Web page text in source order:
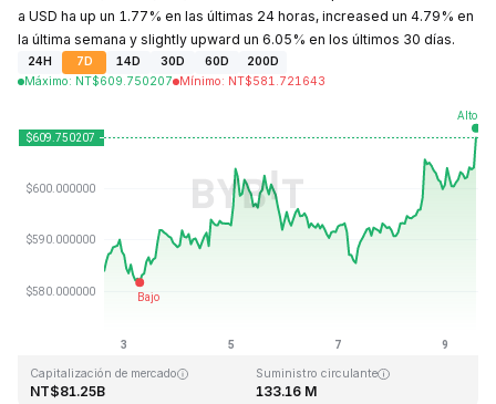
a USD ha up un 1.77% en las últimas 24 horas, increased un 4.79% en
la última semana y slightly upward un 6.05% en los últimos 30 días.
24H 7D 14D 30D 60D
200D
Máximo: NT$609.750207 Mínimo: NT$581.721643
Última actualización: 2026-08-09, 14:23 GMT+0
NT$0.039818
Capitalización de mercado
NT$81.25B
Suministro circulante
133.16 M